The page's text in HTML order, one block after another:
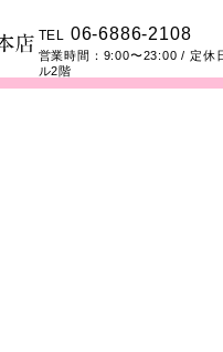
TEL 06-6886-2108
営業時間： 9:00〜23:00 / 定休
ル2階